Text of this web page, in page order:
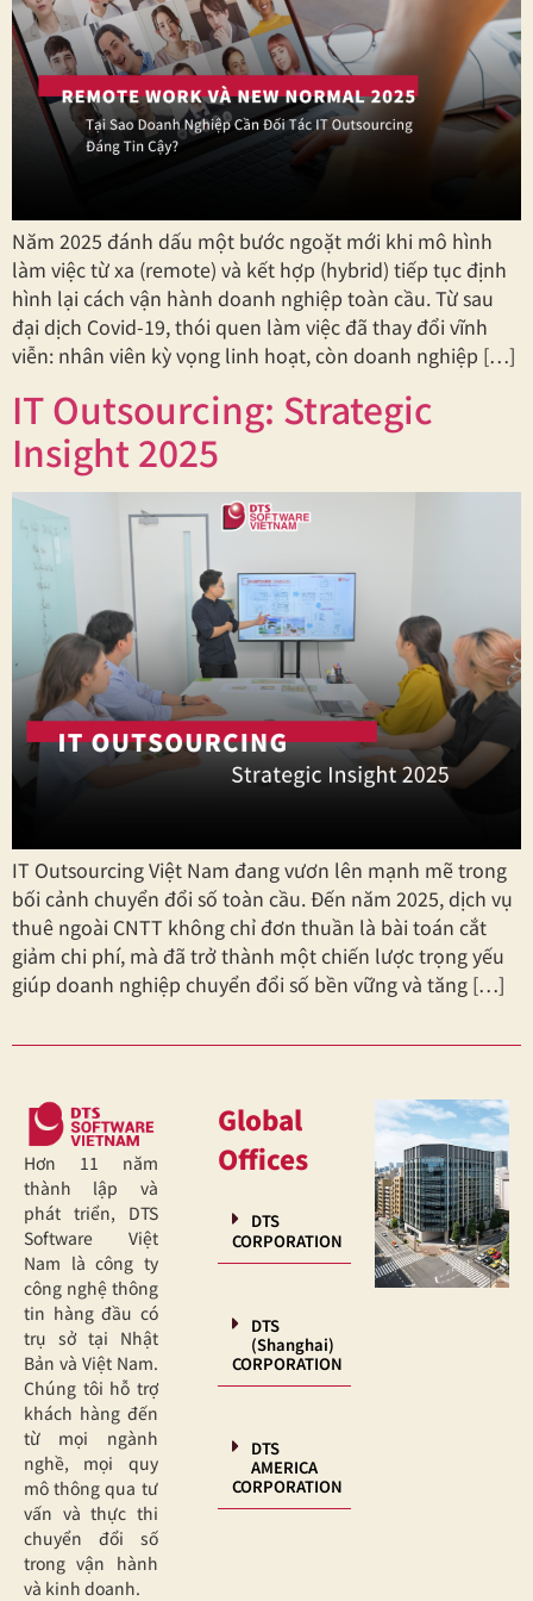
Năm 2025 đánh dấu một bước ngoặt mới khi mô hình
làm việc từ xa (remote) và kết hợp (hybrid) tiếp tục định
hình lại cách vận hành doanh nghiệp toàn cầu. Từ sau
đại dịch Covid-19, thói quen làm việc đã thay đổi vĩnh
viễn: nhân viên kỳ vọng linh hoạt, còn doanh nghiệp […]
IT Outsourcing: Strategic
Insight 2025
IT Outsourcing Việt Nam đang vươn lên mạnh mẽ trong
bối cảnh chuyển đổi số toàn cầu. Đến năm 2025, dịch vụ
thuê ngoài CNTT không chỉ đơn thuần là bài toán cắt
giảm chi phí, mà đã trở thành một chiến lược trọng yếu
giúp doanh nghiệp chuyển đổi số bền vững và tăng […]
Hơn 11 năm
thành lập và
phát triển, DTS
Software Việt
Nam là công ty
công nghệ thông
tin hàng đầu có
trụ sở tại Nhật
Bản và Việt Nam.
Chúng tôi hỗ trợ
khách hàng đến
từ mọi ngành
nghề, mọi quy
mô thông qua tư
vấn và thực thi
chuyển đổi số
trong vận hành
và kinh doanh.
Global
Offices
DTS
CORPORATION
DTS
(Shanghai)
CORPORATION
DTS
AMERICA
CORPORATION